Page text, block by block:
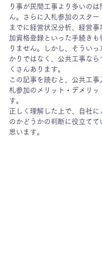
り事が民間工事より多いの
ん。さらに入札参加のスター
までに経営状況分析、経営事
加資格登録といった手続きも
りません。しかし、そうい
かりではなく、公共工事なら
くさんあります。
この記事を読むと、公共工事
札参加のメリット・デメリッ
す。
正しく理解した上で、自社に
のかどうかの判断に役立てて
思います。